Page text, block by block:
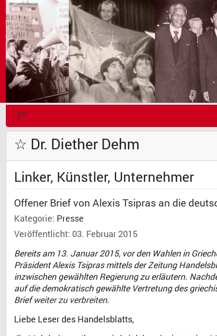
☆ Dr. Diether Dehm
Linker, Künstler, Unternehmer
Offener Brief von Alexis Tsipras an die
Kategorie: Presse
Veröffentlicht: 03. Februar 2015
Bereits am 13. Januar 2015, vor den Wahlen in
Präsident Alexis Tsipras mittels der Zeitung
inzwischen gewählten Regierung zu erläutern.
auf die demokratisch gewählte Vertretung des
Briefweiter zu verbreiten.
Liebe Leser des Handelsblatts,